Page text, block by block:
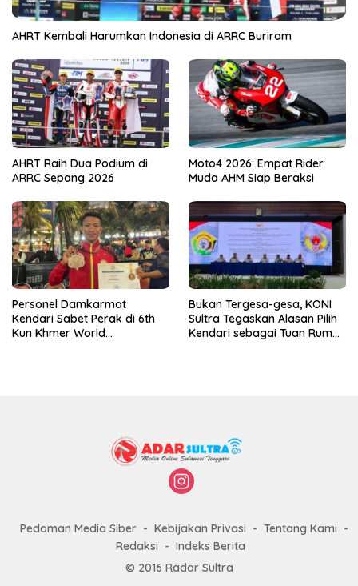
AHRT Kembali Harumkan Indonesia di ARRC Buriram
AHRT Raih Dua Podium di
ARRC Sepang 2026
Moto4 2026: Empat Rider
Muda AHM Siap Beraksi
Personel Damkarmat
Kendari Sabet Perak di 6th
Kun Khmer World
Bukan Tergesa-gesa, KONI
Sultra Tegaskan Alasan Pilih
Kendari sebagai Tuan Rumah
Pedoman Media Siber Kebijakan Privasi
Tentang Kami
Redaksi
Indeks Berita
© 2016 Radar Sultra